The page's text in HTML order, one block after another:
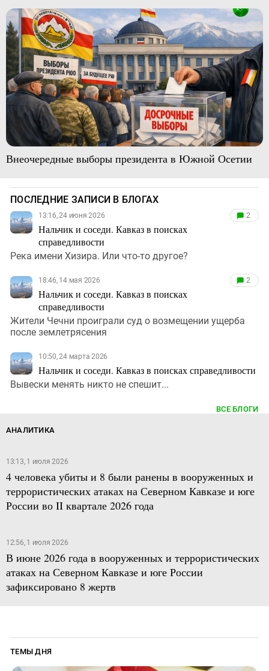
Внеочередные выборы президента в Южной Осетии
ПОСЛЕДНИЕ ЗАПИСИ В БЛОГАХ
13:16, 24 июня 2026
Нальчик и соседи. Кавказ в поисках
справедливости
2
Река имени Хизира. Или что-то другое?
18:46, 14 мая 2026
Нальчик и соседи. Кавказ в поисках
справедливости
2
Жители Чечни проиграли суд о возмещении ущерба
после землетрясения
10:50, 24 марта 2026
Нальчик и соседи. Кавказ в поисках справедливости
Вывески менять никто не спешит...
ВСЕ БЛОГИ
АНАЛИТИКА
13:13, 1 июля 2026
4 человека убиты и 8 были ранены в вооруженных и
террористических атаках на Северном Кавказе и юге
России во II квартале 2026 года
12:56, 1 июля 2026
В июне 2026 года в вооруженных и террористических
атаках на Северном Кавказе и юге России
зафиксировано 8 жертв
ТЕМЫ ДНЯ